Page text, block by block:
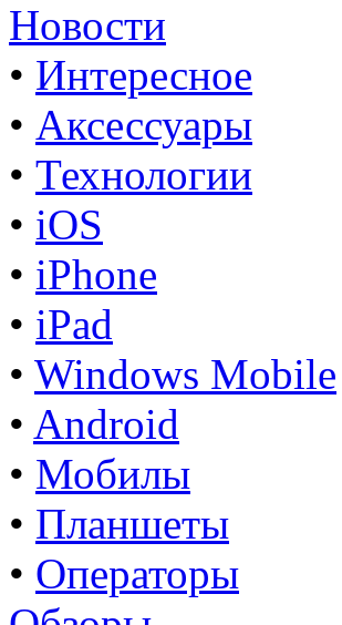
Новости
• Интересное
• Аксессуары
• Технологии
• iOS
• iPhone
• iPad
• Windows Mobile
• Android
• Мобилы
• Планшеты
• Операторы